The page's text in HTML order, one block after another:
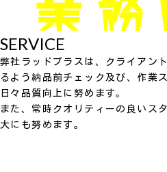
SERVICE
弊社ラッドプラスは、クライアン
るよう納品前チェック及び、作業
日々品質向上に努めます。
また、常時クオリティーの良いス
大にも努めます。